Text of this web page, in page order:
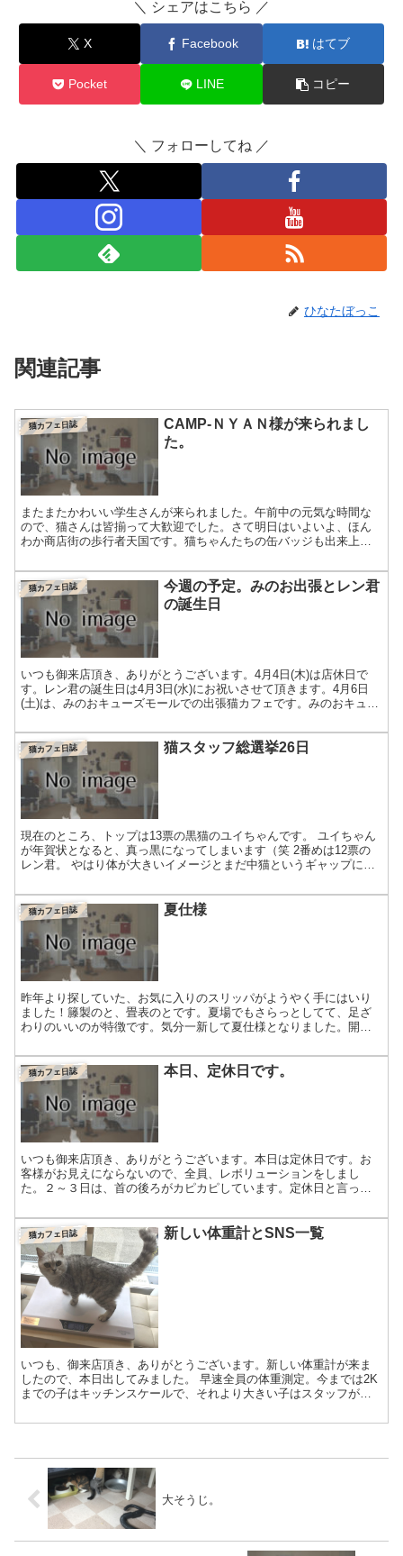
＼ シェアはこちら ／
X Facebook はてブ
Pocket LINE コピー
＼ フォローしてね ／
ひなたぼっこ
関連記事
猫カフェ日誌
CAMP-ＮＹＡＮ様が来られまし
た。
またまたかわいい学生さんが来られました。午前中の元気な時間な
ので、猫さんは皆揃って大歓迎でした。さて明日はいよいよ、ほん
わか商店街の歩行者天国です。猫ちゃんたちの缶バッジも出来上が
猫カフェ日誌
今週の予定。みのお出張とレン君
の誕生日
いつも御来店頂き、ありがとうございます。4月4日(木)は店休日で
す。レン君の誕生日は4月3日(水)にお祝いさせて頂きます。4月6日
(土)は、みのおキューズモールでの出張猫カフェです。みのおキュー
猫カフェ日誌 猫スタッフ総選挙26日
現在のところ、トップは13票の黒猫のユイちゃんです。 ユイちゃん
が年賀状となると、真っ黒になってしまいます（笑 2番めは12票の
レン君。 やはり体が大きいイメージとまだ中猫というギャップに人
猫カフェ日誌 夏仕様
昨年より探していた、お気に入りのスリッパがようやく手にはいり
ました！籐製のと、畳表のとです。夏場でもさらっとしてて、足ざ
わりのいいのが特徴です。気分一新して夏仕様となりました。開店
ズ...
猫カフェ日誌 本日、定休日です。
いつも御来店頂き、ありがとうございます。本日は定休日です。お
客様がお見えにならないので、全員、レボリューションをしまし
た。２～３日は、首の後ろがカピカピしています。定休日と言って
を...
猫カフェ日誌 新しい体重計とSNS一覧
いつも、御来店頂き、ありがとうございます。新しい体重計が来ま
したので、本日出してみました。 早速全員の体重測定。今までは2K
までの子はキッチンスケールで、それより大きい子はスタッフが抱
大そうじ。